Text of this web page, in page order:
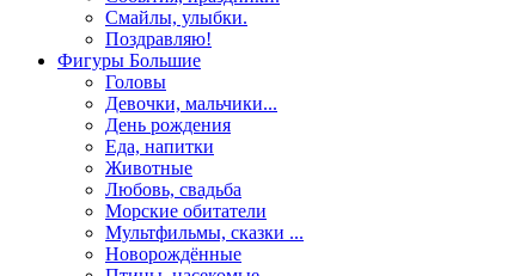
Смайлы, улыбки.
Поздравляю!
Фигуры Большие
Головы
Девочки, мальчики...
День рождения
Еда, напитки
Животные
Любовь, свадьба
Морские обитатели
Мультфильмы, сказки ...
Новорождённые